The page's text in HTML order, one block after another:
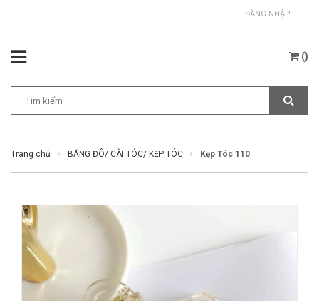
ĐĂNG NHẬP
()
Trang chủ BĂNG ĐÔ/ CÀI TÓC/ KẸP TÓC Kẹp Tóc 110